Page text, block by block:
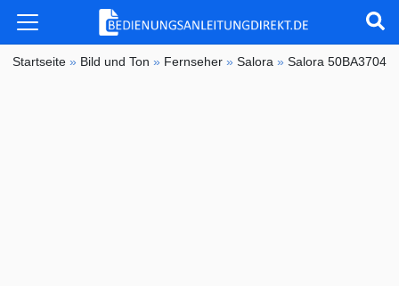
Startseite » Bild und Ton » Fernseher »Salora »Salora 50BA3704